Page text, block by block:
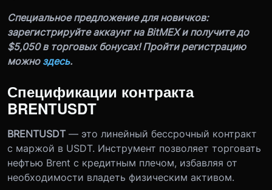
Специальное предложение для новичков:
зарегистрируйте аккаунт на BitMEX и получите до
$5,050 в торговых бонусах! Пройти регистрацию
можно здесь.
Спецификации контракта
BRENTUSDT
BRENTUSDT— это линейный бессрочный контракт
с маржой в USDT. Инструмент позволяет торговать
нефтью Brent с кредитным плечом, избавляя от
необходимости владеть физическим активом.